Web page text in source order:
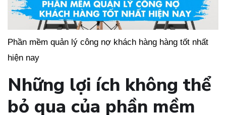
Phần mềm quản lý công nợ khách hàng hàng tốt nhất
hiện nay
Những lợi ích không thể
bỏ qua của phần mềm